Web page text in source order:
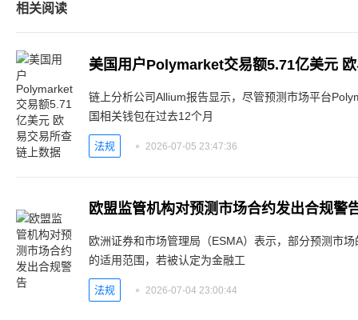
相关阅读
美国用户Polymarket交易额5.71亿美元
链上分析公司Allium报告显示，尽管预测市场平台
国相关钱包在过去12个月
法规 2026-07-05 23:47:36
欧盟监管机构对预测市场合约发出合规警
欧洲证券和市场管理局（ESMA）表示，部分预测市
的适用范围，若被认定为金融工
法规 2026-07-04 23:00:44